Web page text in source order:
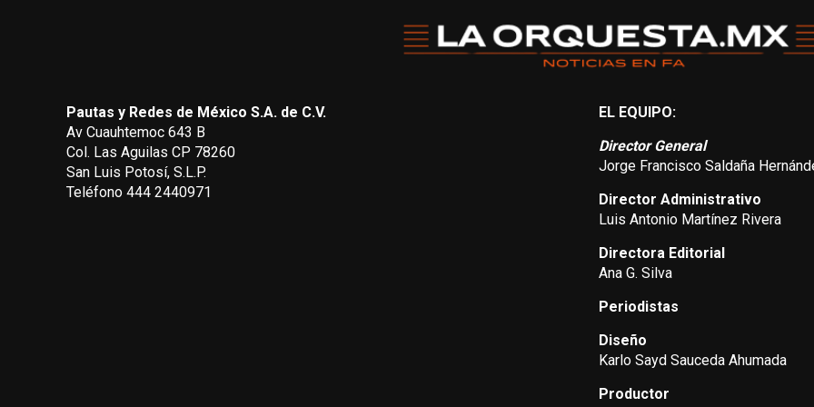
Pautas y Redes de México S.A. de C.V.
Av Cuauhtemoc 643 B
Col. Las Aguilas CP 78260
San Luis Potosí, S.L.P.
Teléfono 444 2440971
EL EQUIPO:
Director General
Jorge Francisco Saldaña
Director Administrativo
Luis Antonio Martínez Rivera
Directora Editorial
Ana G. Silva
Periodistas
Diseño
Karlo Sayd Sauceda Ahumada
Productor